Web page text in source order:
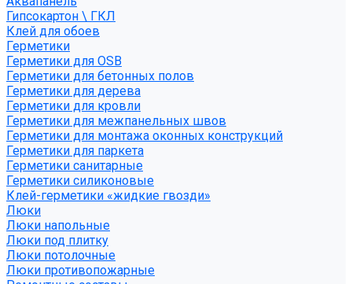
Гипсокартон \ ГКЛ
Клей для обоев
Герметики
Герметики для OSB
Герметики для бетонных полов
Герметики для дерева
Герметики для кровли
Герметики для межпанельных швов
Герметики для монтажа оконных конструкций
Герметики для паркета
Герметики санитарные
Герметики силиконовые
Клей-герметики «жидкие гвозди»
Люки
Люки напольные
Люки под плитку
Люки потолочные
Люки противопожарные